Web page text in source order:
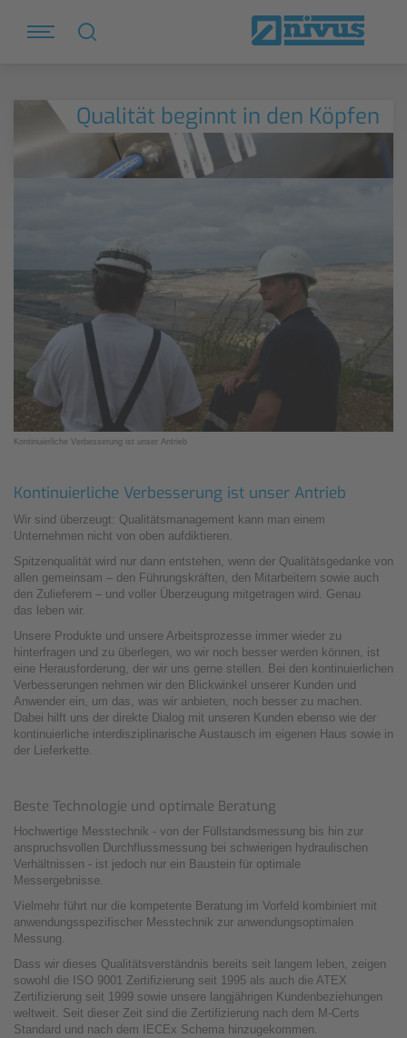
Qualität beginnt in den Köpfen
Kontinuierliche Verbesserung ist unser Antrieb
Kontinuierliche Verbesserung ist unser Antrieb
Wir sind überzeugt: Qualitätsmanagement kann man einem
Unternehmen nicht von oben aufdiktieren.
Spitzenqualität wird nur dann entstehen, wenn der Qualitätsgedanke von
allen gemeinsam – den Führungskräften, den Mitarbeitern sowie auch
den Zulieferern – und voller Überzeugung mitgetragen wird. Genau
das leben wir.
Unsere Produkte und unsere Arbeitsprozesse immer wieder zu
hinterfragen und zu überlegen, wo wir noch besser werden können, ist
eine Herausforderung, der wir uns gerne stellen. Bei den kontinuierlichen
Verbesserungen nehmen wir den Blickwinkel unserer Kunden und
Anwender ein, um das, was wir anbieten, noch besser zu machen.
Dabei hilft uns der direkte Dialog mit unseren Kunden ebenso wie der
kontinuierliche interdisziplinarische Austausch im eigenen Haus sowie in
der Lieferkette.
Beste Technologie und optimale Beratung
Hochwertige Messtechnik - von der Füllstandsmessung bis hin zur
anspruchsvollen Durchflussmessung bei schwierigen hydraulischen
Verhältnissen - ist jedoch nur ein Baustein für optimale
Messergebnisse.
Vielmehr führt nur die kompetente Beratung im Vorfeld kombiniert mit
anwendungsspezifischer Messtechnik zur anwendungsoptimalen
Messung.
Dass wir dieses Qualitätsverständnis bereits seit langem leben, zeigen
sowohl die ISO 9001 Zertifizierung seit 1995 als auch die ATEX
Zertifizierung seit 1999 sowie unsere langjährigen Kundenbeziehungen
weltweit. Seit dieser Zeit sind die Zertifizierung nach dem M-Certs
Standard und nach dem IECEx Schema hinzugekommen.